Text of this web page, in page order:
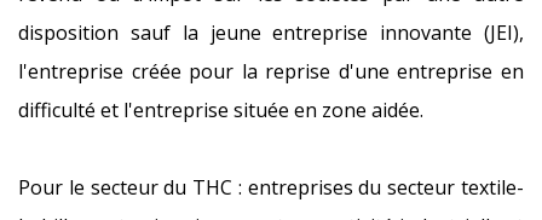
disposition sauf la jeune entreprise innovante (JEI),
l'entreprise créée pour la reprise d'une entreprise en
difficulté et l'entreprise située en zone aidée.
Pour le secteur du THC : entreprises du secteur textile-